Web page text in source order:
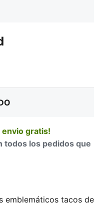
envio gratis!
todos los pedidos que
emblemáticos tacos de